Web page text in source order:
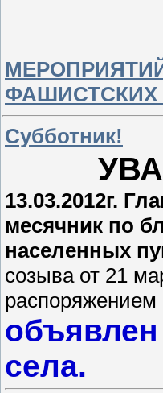
ФАШИСТСКИХ
Субботник!
13.03.2012г.
месячник по
населенных
созыва от 21
объявлен
села.